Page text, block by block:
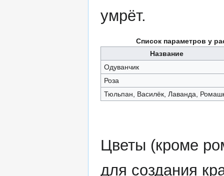
умрёт.
Список параметров у
Название
Одуванчик
Роза
Тюльпан, Василёк, Лаванда,
Цветы (кроме
для создания